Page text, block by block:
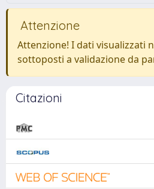
Attenzione
Attenzione! I dati visualizzati
sottoposti a validazione da
Citazioni